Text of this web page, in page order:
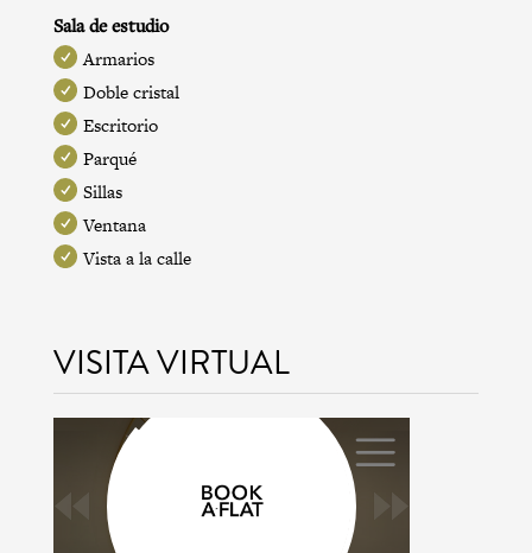
Sala de estudio
Armarios
Doble cristal
Escritorio
Parqué
Sillas
Ventana
Vista a la calle
VISITA VIRTUAL